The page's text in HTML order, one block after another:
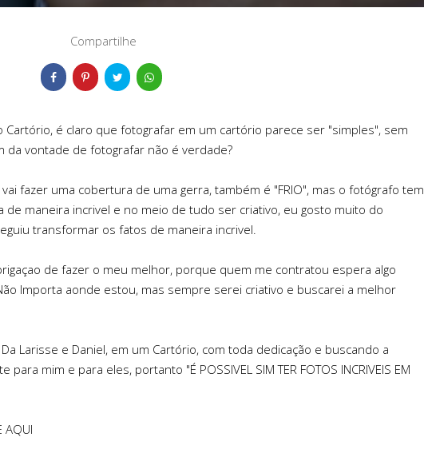
Compartilhe
é claro que fotografar em um cartório parece ser "simples", sem
da vontade de fotografar não é verdade?
fazer uma cobertura de uma gerra, também é "FRIO", mas o fotógrafo tem
de maneira incrivel e no meio de tudo ser criativo, eu gosto muito do
transformar os fatos de maneira incrivel.
de fazer o meu melhor, porque quem me contratou espera algo
Importa aonde estou, mas sempre serei criativo e buscarei a melhor
Larisse e Daniel, em um Cartório, com toda dedicação e buscando a
mim e para eles, portanto "É POSSIVEL SIM TER FOTOS INCRIVEIS EM
AQUI